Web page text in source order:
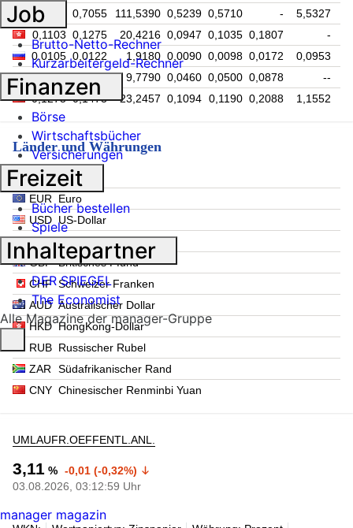
0,6104
0,7055 111,5390 0,5239 0,5710 - 5,5327
0,1103 0,1275 20,4216 0,0947 0,1035 0,1807 -
0,0105 0,0122 1,9180 0,0090 0,0098 0,0172
0,0953
0,0536 0,0620 9,7790 0,0460 0,0500 0,0878 --
0,1275 0,1473 23,2457 0,1094 0,1190 0,2088 1,1552
Länder und Währungen
EUR Euro
USD US-Dollar
JPY
Japanischer Yen
GBP Britisches Pfund
CHF Schweizer Franken
AUD Australischer Dollar
HKD HongKong-Dollar
RUB Russischer Rubel
ZAR Südafrikanischer Rand
CNY Chinesischer Renminbi Yuan
UMLAUFR.OEFFENTL.ANL.
3,11 % -0,01 (-0,32%)
03.08.2026, 03:12:59 Uhr
Job
Brutto-Netto-Rechner
Kurzarbeitergeld-Rechner
Finanzen
Börse
Wirtschaftsbücher
Versicherungen
Freizeit
Bücher bestellen
Spiele
Inhaltepartner
DER SPIEGEL
The Economist
Alle Magazine der manager-Gruppe
manager magazin